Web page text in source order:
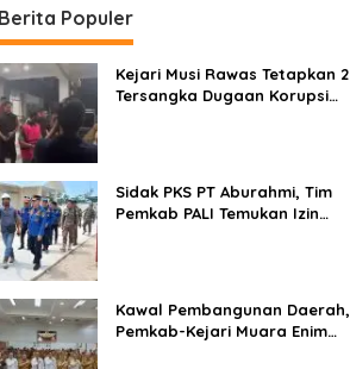
Berita Populer
Kejari Musi Rawas Tetapkan 2
Tersangka Dugaan Korupsi
Sidak PKS PT Aburahmi, Tim
Pemkab PALI Temukan Izin
Kawal Pembangunan Daerah,
Pemkab-Kejari Muara Enim